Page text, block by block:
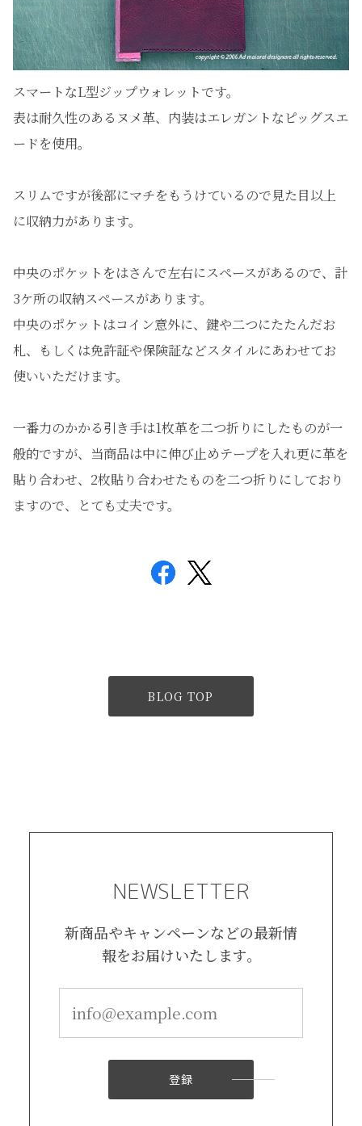
スマートなL型ジップウォレットです。
表は耐久性のあるヌメ革、内装はエレガントなピッグスエ
ードを使用。
スリムですが後部にマチをもうけているので見た目以上
に収納力があります。
中央のポケットをはさんで左右にスペースがあるので、計
3ケ所の収納スペースがあります。
中央のポケットはコイン意外に、鍵や二つにたたんだお
札、もしくは免許証や保険証などスタイルにあわせてお
使いいただけます。
一番力のかかる引き手は1枚革を二つ折りにしたものが一
般的ですが、当商品は中に伸び止めテープを入れ更に革を
貼り合わせ、2枚貼り合わせたものを二つ折りにしており
ますので、とても丈夫です。
BLOG TOP
NEWSLETTER
新商品やキャンペーンなどの最新情
報をお届けいたします。
登録